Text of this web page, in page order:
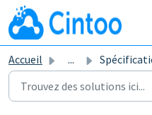
Passer au contenu principal
Accueil ... Spécifications de